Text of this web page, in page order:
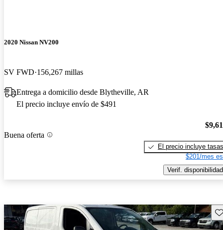
2020 Nissan NV200
SV FWD 156,267 millas
Entrega a domicilio desde Blytheville, AR
El precio incluye envío de $491
Buena oferta
El precio incluye tasas
$201/mes
Verif. disponibilidad